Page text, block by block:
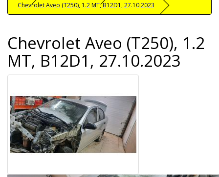
Chevrolet Aveo (T250), 1.2 МТ, B12D1, 27.10.2023
Chevrolet Aveo (T250), 1.2
МТ, B12D1, 27.10.2023